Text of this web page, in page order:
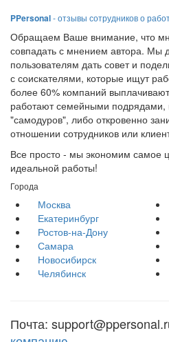
PPersonal- отзывы сотрудников о
Обращаем Ваше внимание, что
совпадать с мнением автора. Мы
пользователям дать совет и
с соискателями, которые ищут
более 60% компаний
работают семейными подрядами,
"самодуров", либо откровенно
отношении сотрудников или
Все просто - мы экономим самое
идеальной работы!
Города
Москва
Екатеринбург
Ростов-на-Дону
Самара
Новосибирск
Челябинск
Почта: